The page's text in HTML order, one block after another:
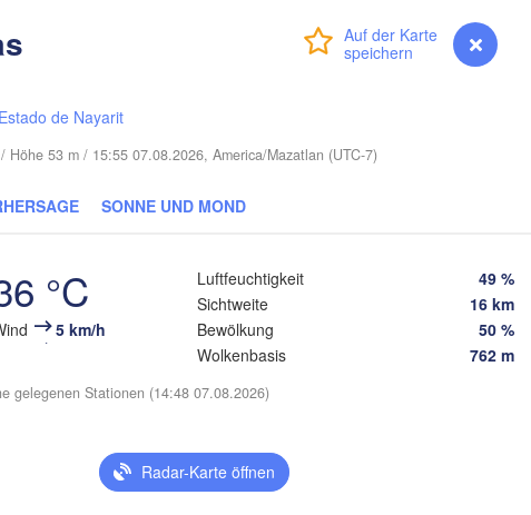
myVentusky Vorhersage
Estado de Nayarit
Höhe 53 m / 15:55 07.08.2026, America/Mazatlan (UTC-7)
SONNE UND MOND
°C
5 km/h
Luftfeuchtigkeit
49 %
Sichtweite
16 km
Bewölkung
50 %
Wolkenbasis
762 m
gelegenen Stationen (14:48 07.08.2026)
Radar-Karte öffnen
Mobile